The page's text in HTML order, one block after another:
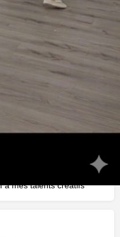
pionnière de la révolution
cubaine, bachata et
international
privés de
et événements de Queer
sens et sont encore
à mes talents créatifs